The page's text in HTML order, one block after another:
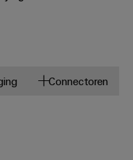
Connectoren